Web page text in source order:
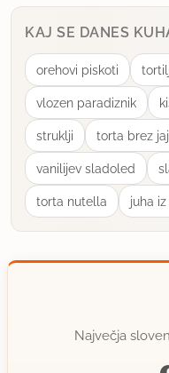
KAJ SE DANES
orehovi piskoti
vlozen paradiznik
struklji torta brez
vanilijev sladoled
torta nutella juha
Največja